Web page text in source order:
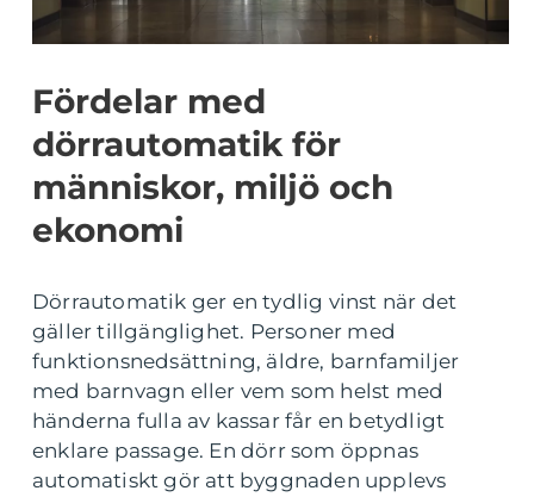
Fördelar med
dörrautomatik för
människor, miljö och
ekonomi
Dörrautomatik ger en tydlig vinst när det
gäller tillgänglighet. Personer med
funktionsnedsättning, äldre, barnfamiljer
med barnvagn eller vem som helst med
händerna fulla av kassar får en betydligt
enklare passage. En dörr som öppnas
automatiskt gör att byggnaden upplevs